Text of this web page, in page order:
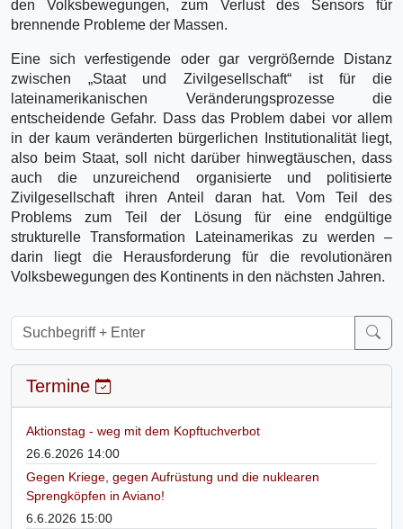
den Volksbewegungen, zum Verlust des Sensors für
brennende Probleme der Massen.
Eine sich verfestigende oder gar vergrößernde Distanz
zwischen „Staat und Zivilgesellschaft“ ist für die
lateinamerikanischen Veränderungsprozesse die
entscheidende Gefahr. Dass das Problem dabei vor allem
in der kaum veränderten bürgerlichen Institutionalität liegt,
also beim Staat, soll nicht darüber hinwegtäuschen, dass
auch die unzureichend organisierte und politisierte
Zivilgesellschaft ihren Anteil daran hat. Vom Teil des
Problems zum Teil der Lösung für eine endgültige
strukturelle Transformation Lateinamerikas zu werden –
darin liegt die Herausforderung für die revolutionären
Volksbewegungen des Kontinents in den nächsten Jahren.
Termine
Aktionstag - weg mit dem Kopftuchverbot
26.6.2026 14:00
Gegen Kriege, gegen Aufrüstung und die nuklearen
Sprengköpfen in Aviano!
6.6.2026 15:00